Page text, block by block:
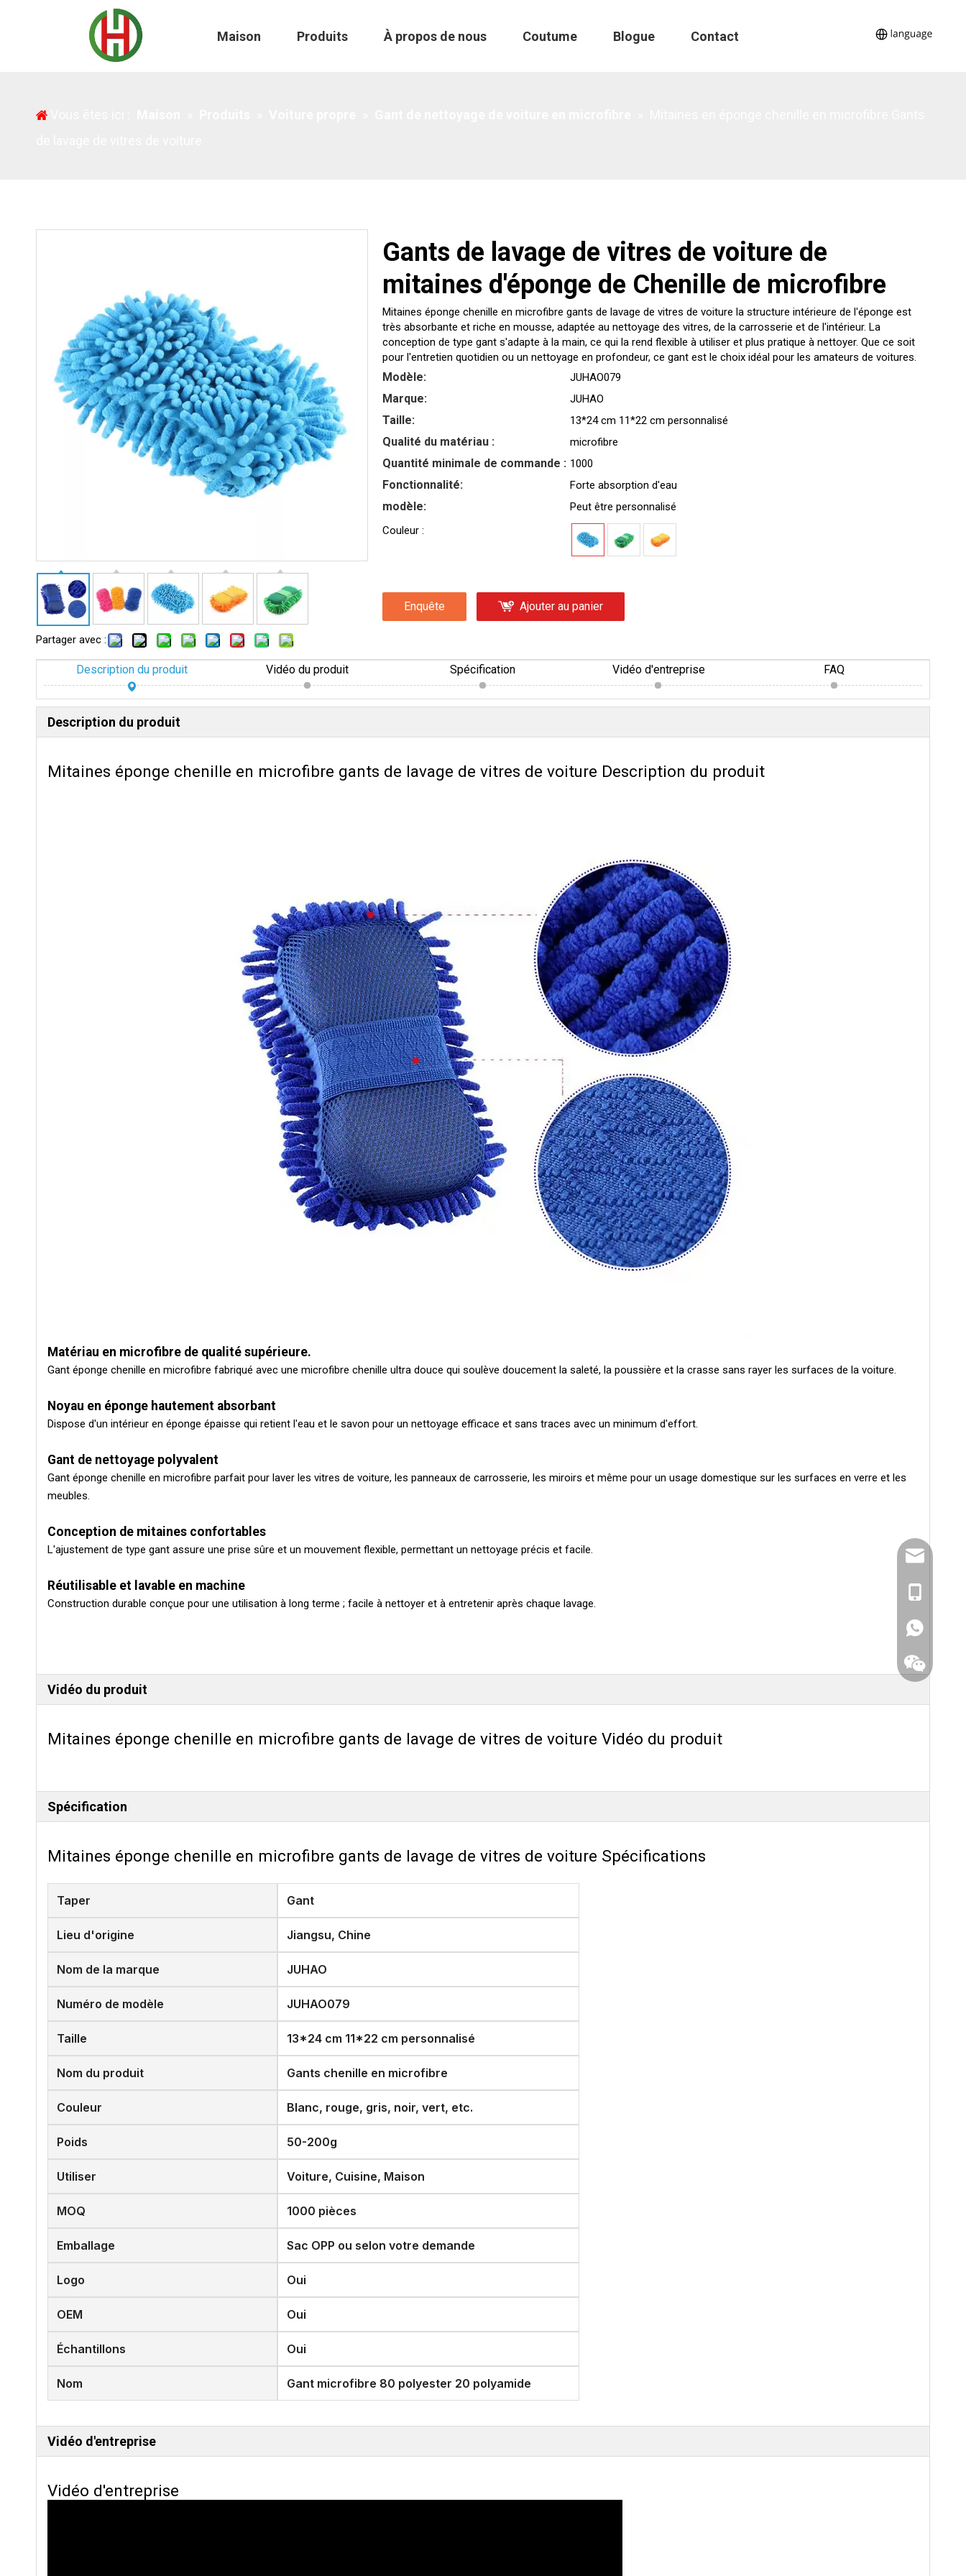
Maison Produits À propos de nous Coutume Blogue Contact
Partager avec :
Gants de lavage de vitres de voiture de
mitaines d'éponge de Chenille de microfibre
Mitaines éponge chenille en microfibre gants de lavage de vitres de voiture la structure intérieure de l'éponge est
très absorbante et riche en mousse, adaptée au nettoyage des vitres, de la carrosserie et de l'intérieur. La
conception de type gant s'adapte à la main, ce qui la rend flexible à utiliser et plus pratique à nettoyer. Que ce soit
pour l'entretien quotidien ou un nettoyage en profondeur, ce gant est le choix idéal pour les amateurs de voitures.
Modèle: JUHAO079
Marque: JUHAO
Taille: 13*24 cm 11*22 cm personnalisé
Qualité du matériau : microfibre
Quantité minimale de commande : 1000
Fonctionnalité: Forte absorption d'eau
modèle:
Peut être personnalisé
Couleur :
Enquête Ajouter au panier
Description du produit Vidéo du produit Spécification Vidéo d'entreprise FAQ
Description du produit
Mitaines éponge chenille en microfibre gants de lavage de vitres de voiture Description du produit
Matériau en microfibre de qualité supérieure.
Gant éponge chenille en microfibre fabriqué avec une microfibre chenille ultra douce qui soulève doucement la saleté, la poussière et la crasse sans rayer les surfaces de la voiture.
Noyau en éponge hautement absorbant
Dispose d'un intérieur en éponge épaisse qui retient l'eau et le savon pour un nettoyage efficace et sans traces avec un minimum d'effort.
Gant de nettoyage polyvalent
Gant éponge chenille en microfibre parfait pour laver les vitres de voiture, les panneaux de carrosserie, les miroirs et même pour un usage domestique sur les surfaces en verre et les
meubles.
Conception de mitaines confortables
L'ajustement de type gant assure une prise sûre et un mouvement flexible, permettant un nettoyage précis et facile.
Réutilisable et lavable en machine
Construction durable conçue pour une utilisation à long terme ; facile à nettoyer et à entretenir après chaque lavage.
Vidéo du produit
Mitaines éponge chenille en microfibre gants de lavage de vitres de voiture Vidéo du produit
Spécification
Mitaines éponge chenille en microfibre gants de lavage de vitres de voiture Spécifications
Taper Gant
Lieu d'origine Jiangsu, Chine
Nom de la marque JUHAO
Numéro de modèle JUHAO079
Taille 13*24 cm 11*22 cm personnalisé
Nom du produit Gants chenille en microfibre
Couleur Blanc, rouge, gris, noir, vert, etc.
Poids 50-200g
Utiliser Voiture, Cuisine, Maison
MOQ 1000 pièces
Emballage Sac OPP ou selon votre demande
Logo Oui
OEM Oui
Échantillons Oui
Nom Gant microfibre 80 polyester 20 polyamide
Vidéo d'entreprise
Vidéo d'entreprise